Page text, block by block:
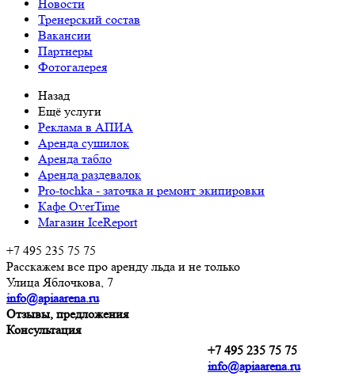
Новости
Тренерский состав
Вакансии
Партнеры
Фотогалерея
Назад
Ещё услуги
Реклама в АПИА
Аренда сушилок
Аренда табло
Аренда раздевалок
Pro-tochka - заточка и ремонт экипировки
Кафе OverTime
Магазин IceReport
+7 495 235 75 75
Расскажем все про аренду льда и не только
Улица Яблочкова, 7
info@apiaarena.ru
Отзывы, предложения
Консультация
+7 495 235 75 75
info@apiaarena.ru